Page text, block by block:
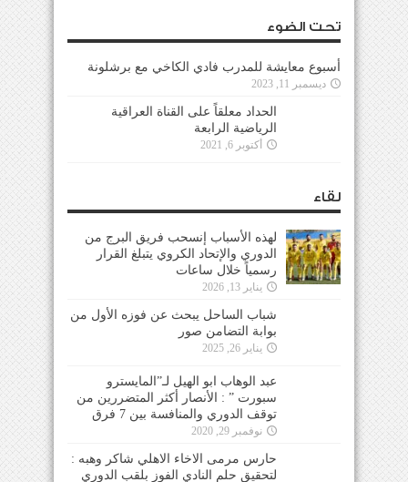
تحت الضوء
أسبوع معايشة للمدرب فادي الكاخي مع برشلونة
ديسمبر 11, 2023
الحداد معلقاً على القناة العراقية
الرياضية الرابعة
أكتوبر 6, 2021
لقاء
لهذه الأسباب إنسحب فريق البرج من
الدوري والإتحاد الكروي يتبلغ القرار
رسمياً خلال ساعات
يناير 13, 2026
شباب الساحل يبحث عن فوزه الأول من
بوابة التضامن صور
يناير 26, 2025
عبد الوهاب ابو الهيل لـ”المايسترو
سبورت ” : الأنصار أكثر المتضررين من
توقف الدوري والمنافسة بين 7 فرق
نوفمبر 29, 2020
حارس مرمى الاخاء الاهلي شاكر وهبه :
لتحقيق حلم النادي الفوز بلقب الدوري